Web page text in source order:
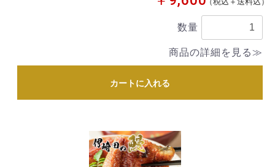
数量
商品の詳細を見る≫
カートに入れる